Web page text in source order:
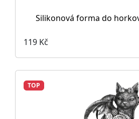
Silikonová forma do
119 Kč
TOP